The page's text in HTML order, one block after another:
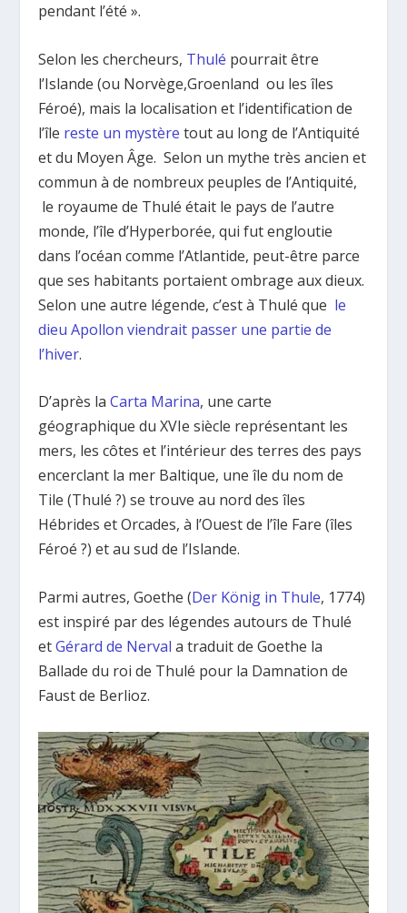
pendant l’été ».
Selon les chercheurs, Thulé pourrait être
l’Islande (ou Norvège,Groenland ou les îles
Féroé), mais la localisation et l’identification de
l’île reste un mystère tout au long de l’Antiquité
et du Moyen Âge. Selon un mythe très ancien et
commun à de nombreux peuples de l’Antiquité,
le royaume de Thulé était le pays de l’autre
monde, l’île d’Hyperborée, qui fut engloutie
dans l’océan comme l’Atlantide, peut-être parce
que ses habitants portaient ombrage aux dieux.
Selon une autre légende, c’est à Thulé que le
dieu Apollon viendrait passer une partie de
l’hiver.
D’après laCarta Marina, une carte
géographique du XVIe siècle représentant les
mers, les côtes et l’intérieur des terres des pays
encerclant la mer Baltique, une île du nom de
Tile (Thulé ?) se trouve au nord des îles
Hébrides et Orcades, à l’Ouest de l’île Fare (îles
Féroé ?) et au sud de l’Islande.
Parmi autres, Goethe (Der König in Thule, 1774)
est inspiré par des légendes autours de Thulé
etGérard de Nerval a traduit de Goethe la
Ballade du roi de Thulé pour la Damnation de
Faust de Berlioz.